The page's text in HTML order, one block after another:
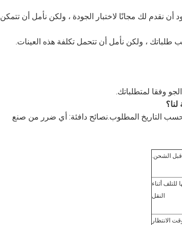
أن نقدم لك مجانًا لاختبار الجودة ، ولكن نأمل أن تتمكن
حسب التاريخ المطلوب.نصائح دافئة: أي ضرر من صنع
قبل الشحن.
أثناء
النقل
الانتظار